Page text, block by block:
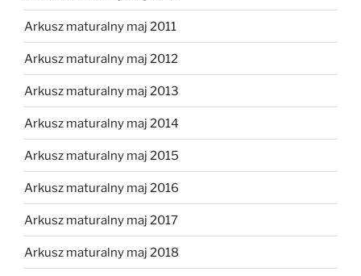
Arkusz maturalny maj 2011
Arkusz maturalny maj 2012
Arkusz maturalny maj 2013
Arkusz maturalny maj 2014
Arkusz maturalny maj 2015
Arkusz maturalny maj 2016
Arkusz maturalny maj 2017
Arkusz maturalny maj 2018